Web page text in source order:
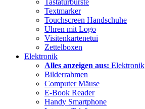
Tastaturbürste
Textmarker
Touchscreen Handschuhe
Uhren mit Logo
Visitenkartenetui
Zettelboxen
Elektronik
Alles anzeigen aus: Elektronik
Bilderrahmen
Computer Mäuse
E-Book Reader
Handy Smartphone